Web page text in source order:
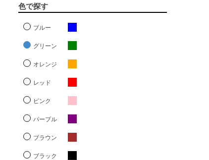
色で探す
ブルー
グリーン
オレンジ
レッド
ピンク
パープル
ブラウン
ブラック